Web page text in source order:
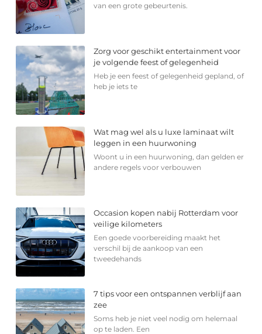
van een grote gebeurtenis.
Zorg voor geschikt entertainment voor
je volgende feest of gelegenheid
Heb je een feest of gelegenheid gepland, of
heb je iets te
Wat mag wel als u luxe laminaat wilt
leggen in een huurwoning
Woont u in een huurwoning, dan gelden er
andere regels voor verbouwen
Occasion kopen nabij Rotterdam voor
veilige kilometers
Een goede voorbereiding maakt het
verschil bij de aankoop van een
tweedehands
7 tips voor een ontspannen verblijf aan
zee
Soms heb je niet veel nodig om helemaal
op te laden. Een